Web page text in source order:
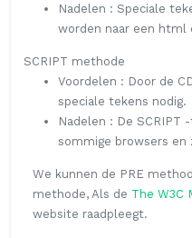
Nadelen : Speciale
worden naar een html
SCRIPT methode
Voordelen : Door de
speciale tekens nodig.
Nadelen : De SCRIPT
sommige browsers en
We kunnen de PRE
methode, Als de The W3C
website raadpleegt.